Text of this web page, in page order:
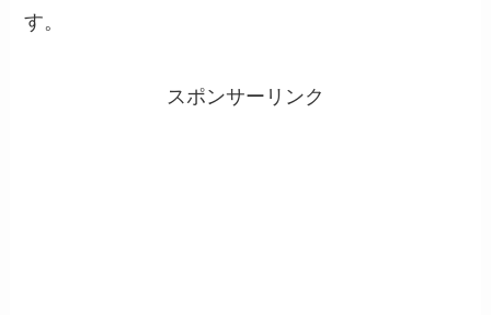
す。
スポンサーリンク